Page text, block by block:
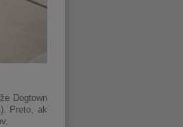
Dogtown
Preto, ak